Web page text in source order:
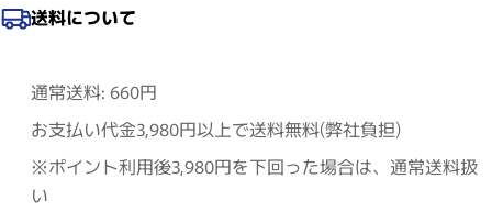
送料について
通常送料: 660円
お支払い代金3,980円以上で送料無料(弊社負担)
※ポイント利用後3,980円を下回った場合は、通常送料扱
い